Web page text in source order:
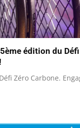
édition du
Zéro Carbone.